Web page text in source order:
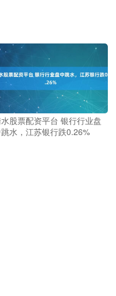
股票配资平台 银行行业盘
水，江苏银行跌0.26%